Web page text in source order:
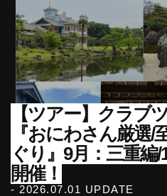
【ツアー】クラブ
『おにわさん厳選/
ぐり』9月：三重編
開催！
- 2026.07.01 UPDATE